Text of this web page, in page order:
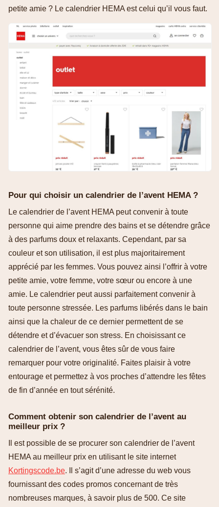
petite amie ? Le calendrier HEMA est celui qu’il vous faut.
Pour qui choisir un calendrier de l’avent HEMA ?
Le calendrier de l’avent HEMA peut convenir à toute
personne qui aime prendre des bains et se détendre grâce
à des parfums doux et relaxants. Cependant, par sa
couleur et son utilisation, il est plus majoritairement
apprécié par les femmes. Vous pouvez ainsi l’offrir à votre
petite amie, votre femme, votre sœur ou encore à une
amie. Le calendrier peut aussi parfaitement convenir à
toute personne stressée. Les parfums libérés dans le bain
ainsi que la chaleur de ce dernier permettent de se
détendre et d’évacuer son stress. En choisissant ce
calendrier de l’avent, vous êtes sûr de vous faire
remarquer pour votre originalité. Faites plaisir à votre
entourage et permettez à vos proches d’attendre les fêtes
de fin d’année en tout sérénité.
Comment obtenir son calendrier de l’avent au
meilleur prix ?
Il est possible de se procurer son calendrier de l’avent
HEMA au meilleur prix en utilisant le site internet
Kortingscode.be. Il s’agit d’une adresse du web vous
fournissant des codes promos concernant de très
nombreuses marques, à savoir plus de 500. Ce site